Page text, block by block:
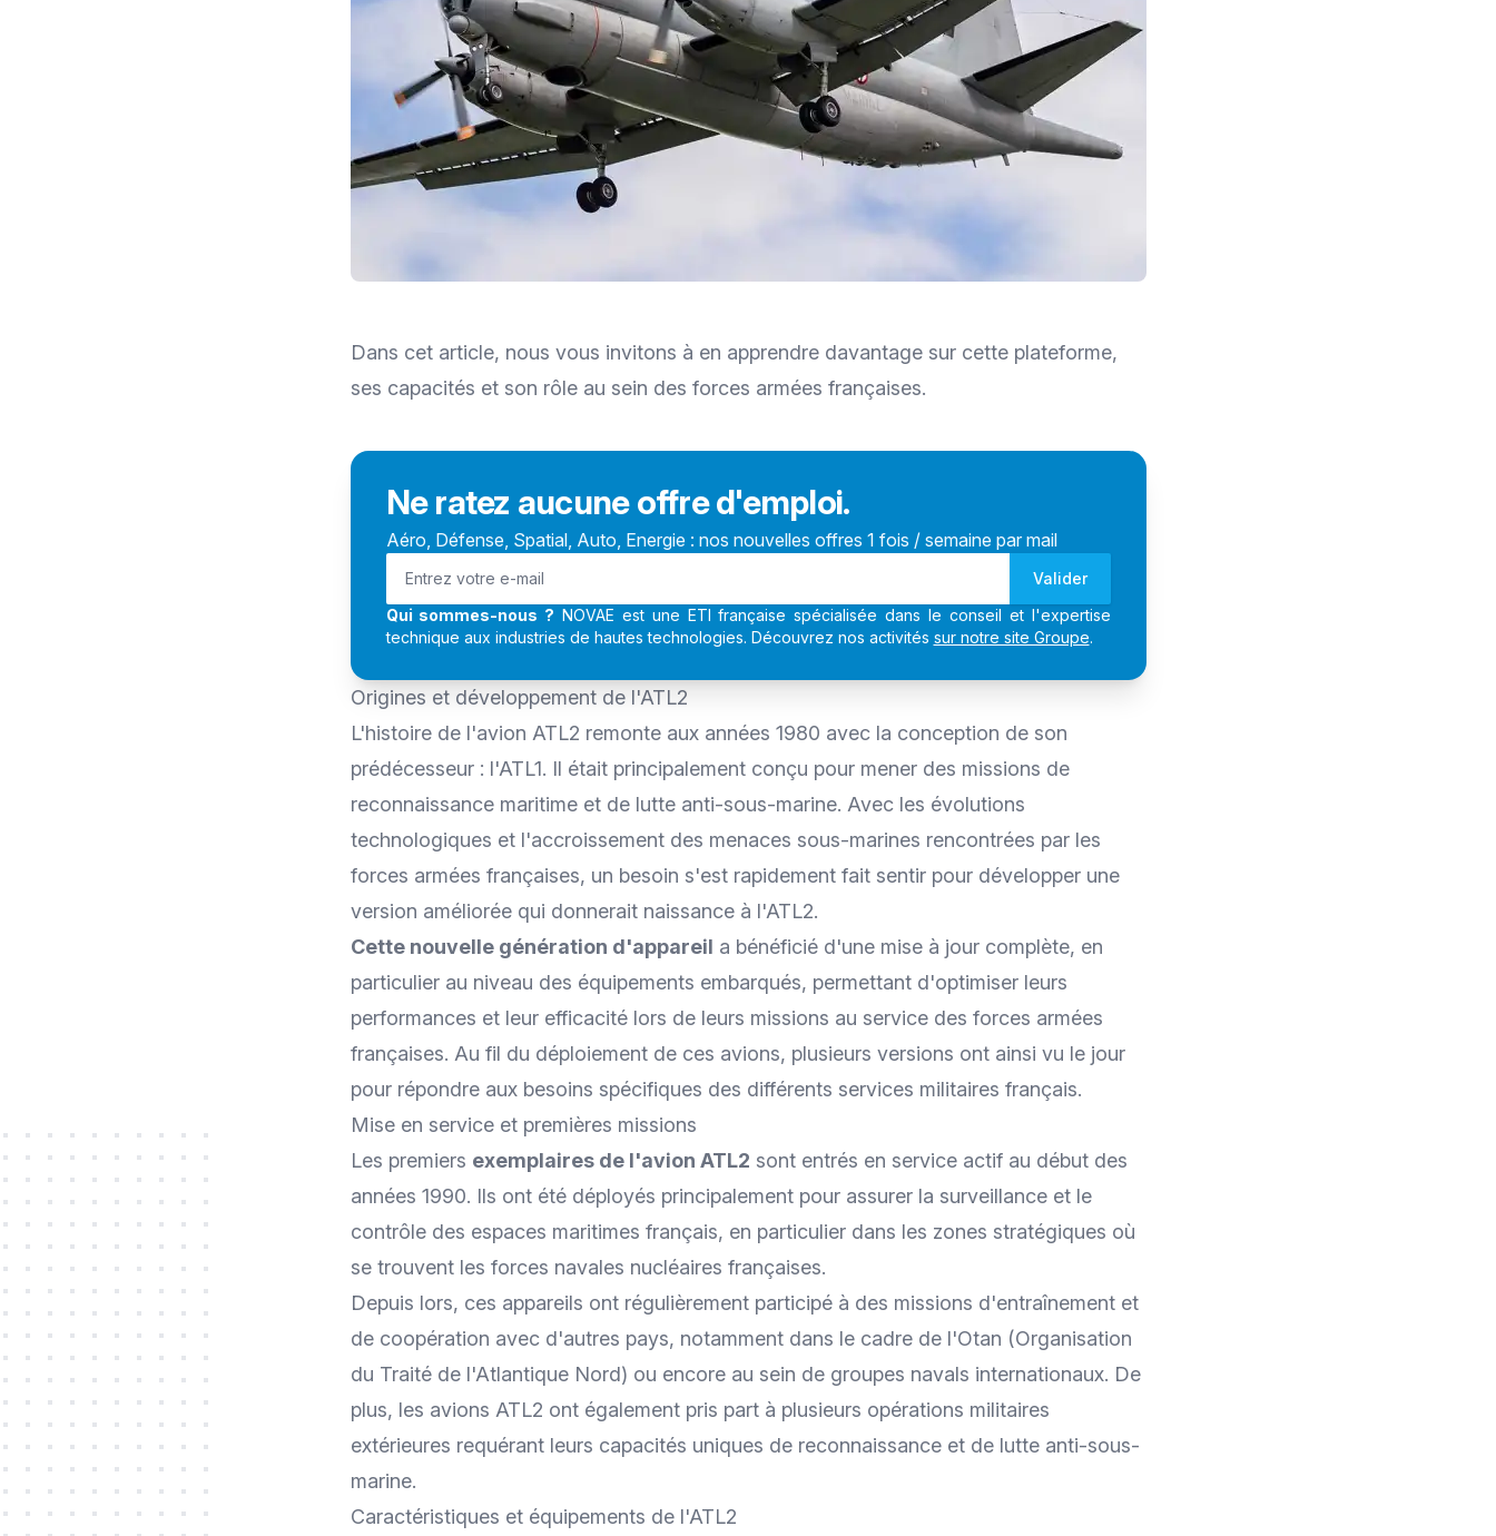
Dans cet article, nous vous invitons à en apprendre davantage sur cette plateforme,
ses capacités et son rôle au sein des forces armées françaises.
Ne ratez aucune offre d'emploi.
Aéro, Défense, Spatial, Auto, Energie : nos nouvelles offres 1 fois / semaine par mail
Valider
Qui sommes-nous ? NOVAE est une ETI française spécialisée dans le conseil et l'expertise
technique aux industries de hautes technologies. Découvrez nos activités sur notre site Groupe.
Origines et développement de l'ATL2
L'histoire de l'avion ATL2 remonte aux années 1980 avec la conception de son
prédécesseur : l'ATL1. Il était principalement conçu pour mener des missions de
reconnaissance maritime et de lutte anti-sous-marine. Avec les évolutions
technologiques et l'accroissement des menaces sous-marines rencontrées par les
forces armées françaises, un besoin s'est rapidement fait sentir pour développer une
version améliorée qui donnerait naissance à l'ATL2.
Cette nouvelle génération d'appareil a bénéficié d'une mise à jour complète, en
particulier au niveau des équipements embarqués, permettant d'optimiser leurs
performances et leur efficacité lors de leurs missions au service des forces armées
françaises. Au fil du déploiement de ces avions, plusieurs versions ont ainsi vu le jour
pour répondre aux besoins spécifiques des différents services militaires français.
Mise en service et premières missions
Les premiers exemplaires de l'avion ATL2 sont entrés en service actif au début des
années 1990. Ils ont été déployés principalement pour assurer la surveillance et le
contrôle des espaces maritimes français, en particulier dans les zones stratégiques où
se trouvent les forces navales nucléaires françaises.
Depuis lors, ces appareils ont régulièrement participé à des missions d'entraînement et
de coopération avec d'autres pays, notamment dans le cadre de l'Otan (Organisation
du Traité de l'Atlantique Nord) ou encore au sein de groupes navals internationaux. De
plus, les avions ATL2 ont également pris part à plusieurs opérations militaires
extérieures requérant leurs capacités uniques de reconnaissance et de lutte anti-sous-
marine.
Caractéristiques et équipements de l'ATL2